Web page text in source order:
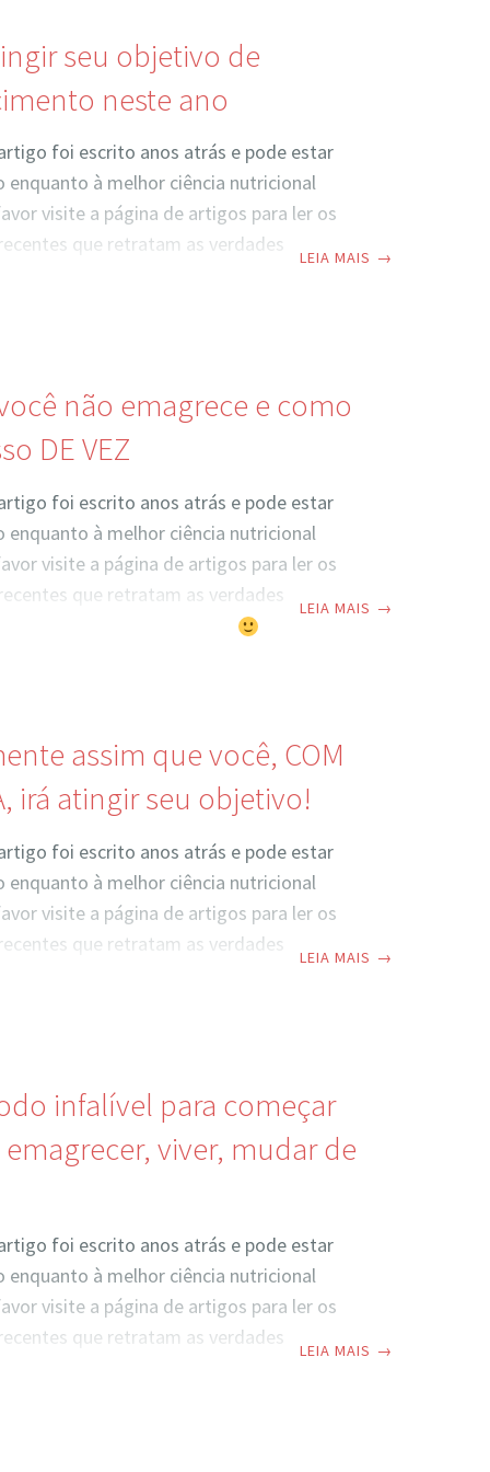
fundamental para a leitura de todo o
seu objetivo de
neste ano
artigo foi escrito anos atrás e pode estar
enquanto à melhor ciência nutricional
visite a página de artigos para ler os
que retratam as verdades
da forma que queremos enquanto nós
confortavelmente no sofá! Se quiser
neste
LEIA MAIS →
não emagrece e como
DE VEZ
artigo foi escrito anos atrás e pode estar
enquanto à melhor ciência nutricional
visite a página de artigos para ler os
que retratam as verdades
“Nada no
ser que este artigo não seja pra você!!//
LEIA MAIS →
assim que você, COM
irá atingir seu objetivo!
artigo foi escrito anos atrás e pode estar
enquanto à melhor ciência nutricional
visite a página de artigos para ler os
que retratam as verdades
chegando e você ficando
LEIA MAIS →
infalível para começar
emagrecer, viver, mudar de
artigo foi escrito anos atrás e pode estar
enquanto à melhor ciência nutricional
visite a página de artigos para ler os
que retratam as verdades
LEIA MAIS →